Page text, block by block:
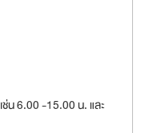
ช่น 6.00 -15.00 น. และ